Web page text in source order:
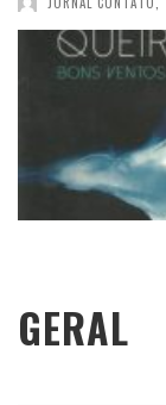
GERAL